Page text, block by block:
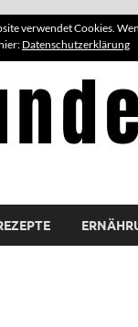
verwendet Cookies.
Datenschutzerklärung